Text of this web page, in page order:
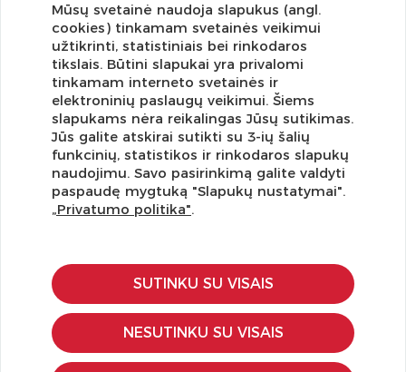
Užsisakykite naujienlaiškį ir pirmi gaukite geriausius
pasiūlymus!
KLIENTŲ APTARNAVIMAS
Pirkimo – pardavimo taisyklės
Pristatymas ir grąžinimas
Apmokėjimo būdai
Mūsų svetainė naudoja slapukus (angl.
cookies) tinkamam svetainės veikimui
užtikrinti, statistiniais bei rinkodaros
tikslais. Būtini slapukai yra privalomi
tinkamam interneto svetainės ir
elektroninių paslaugų veikimui. Šiems
slapukams nėra reikalingas Jūsų sutikimas.
Jūs galite atskirai sutikti su 3-ių šalių
funkcinių, statistikos ir rinkodaros slapukų
naudojimu. Savo pasirinkimą galite valdyti
paspaudę mygtuką "Slapukų nustatymai".
„Privatumo politika".
SUTINKU SU VISAIS
NESUTINKU SU VISAIS